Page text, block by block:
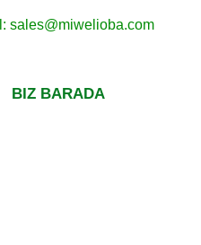
sales@miwelioba.com
BIZ BARADA